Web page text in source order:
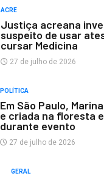
ACRE
Justiça acreana
suspeito de usar
cursar Medicina
27 de julho de 2026
POLÍTICA
Em São Paulo,
e criada na floresta
durante evento
27 de julho de 2026
GERAL